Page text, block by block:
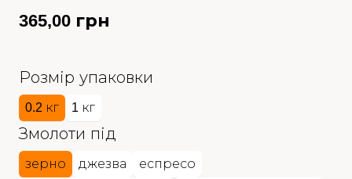
365,00 грн
Розмір упаковки
0.2 кг 1 кг
Змолоти під
зерно джезва
еспресо